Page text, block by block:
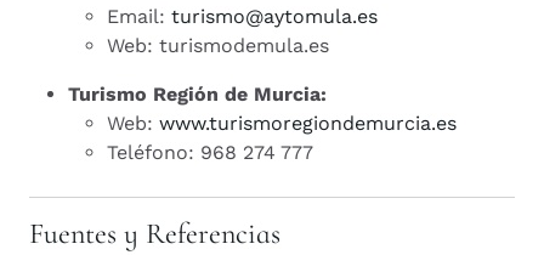
Email: turismo@aytomula.es
Web: turismodemula.es
Turismo Región de Murcia:
Web: www.turismoregiondemurcia.es
Teléfono: 968 274 777
Fuentes y Referencias